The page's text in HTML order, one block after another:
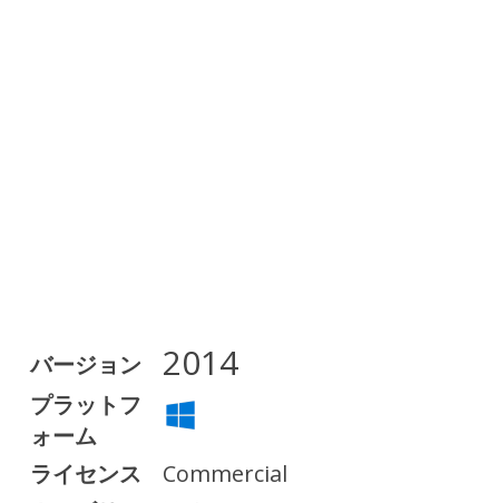
バージョン 2014
プラットフ
ォーム
ライセンス
Commercial